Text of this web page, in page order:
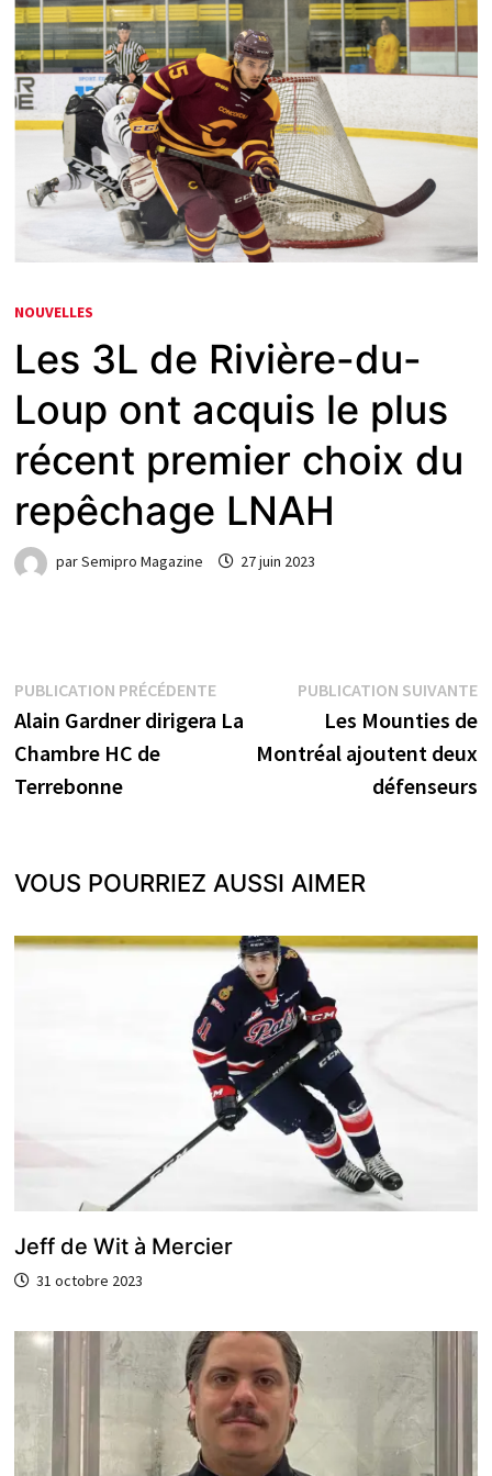
NOUVELLES
Les 3L de Rivière-du-
Loup ont acquis le plus
récent premier choix du
repêchage LNAH
parSemipro Magazine 27 juin 2023
Navigation
de
l’article
PUBLICATION PRÉCÉDENTEPublication
précédente :
Alain Gardner dirigera La
Chambre HC de
Terrebonne
PUBLICATION SUIVANTE
Les Mounties de
Montréal ajoutent deux
défenseurs
VOUS POURRIEZ AUSSI AIMER
Jeff de Wit à Mercier
31 octobre 2023